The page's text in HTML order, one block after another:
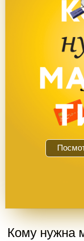
Кому нужна